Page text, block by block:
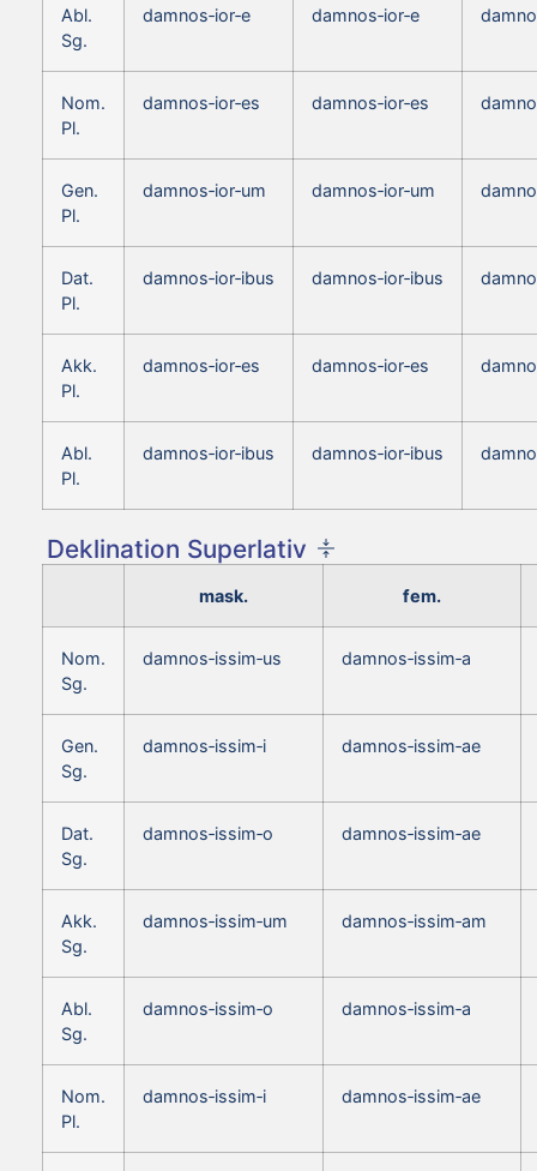
Abl.
Sg.
damnos‑ior‑e damnos‑ior‑e
Nom.
Pl.
damnos‑ior‑es damnos‑ior‑es
Gen.
Pl.
damnos‑ior‑um damnos‑ior‑um
Dat.
Pl.
damnos‑ior‑ibus damnos‑ior‑ibus
Akk.
Pl.
damnos‑ior‑es damnos‑ior‑es
Abl.
Pl.
damnos‑ior‑ibus damnos‑ior‑ibus
Deklination Superlativ
mask. fem.
Nom.
Sg.
damnos‑issim‑us damnos‑issim‑a
Gen.
Sg.
damnos‑issim‑i damnos‑issim‑ae
Dat.
Sg.
damnos‑issim‑o damnos‑issim‑ae
Akk.
Sg.
damnos‑issim‑um damnos‑issim‑am
Abl.
Sg.
damnos‑issim‑o damnos‑issim‑a
Nom.
Pl.
damnos‑issim‑i damnos‑issim‑ae